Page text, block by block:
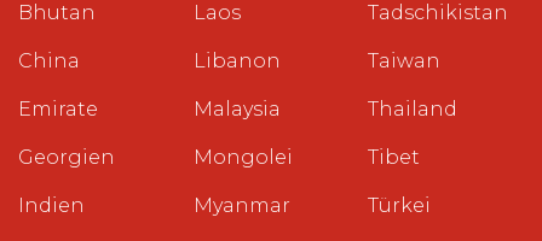
Bhutan
China
Emirate
Georgien
Indien
Laos
Libanon
Malaysia
Mongolei
Myanmar
Tadschikistan
Taiwan
Thailand
Tibet
Türkei